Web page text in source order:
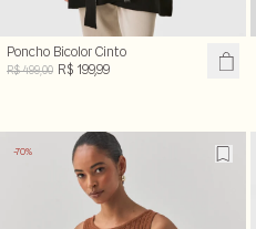
Poncho Bicolor Cinto
R$ 499,00 R$ 199,99
-70%